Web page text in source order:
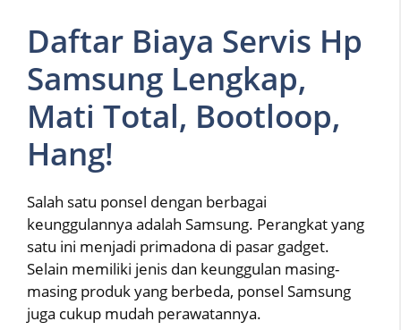
Daftar Biaya Servis Hp
Samsung Lengkap,
Mati Total, Bootloop,
Hang!
Salah satu ponsel dengan berbagai
keunggulannya adalah Samsung. Perangkat yang
satu ini menjadi primadona di pasar gadget.
Selain memiliki jenis dan keunggulan masing-
masing produk yang berbeda, ponsel Samsung
juga cukup mudah perawatannya.